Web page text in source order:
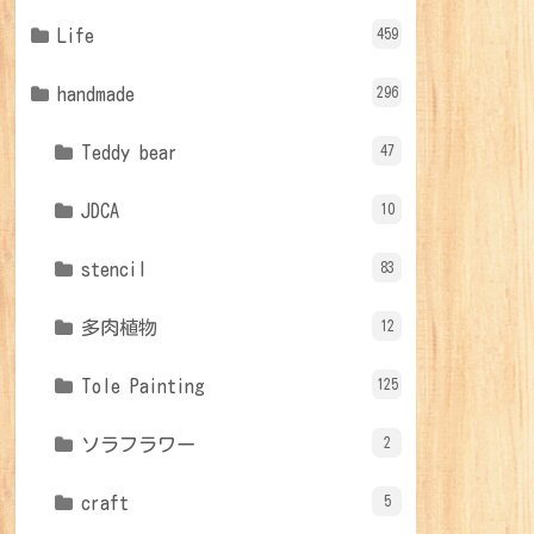
Life 459
handmade 296
Teddy bear 47
JDCA 10
stencil 83
多肉植物 12
Tole Painting 125
ソラフラワー 2
craft 5